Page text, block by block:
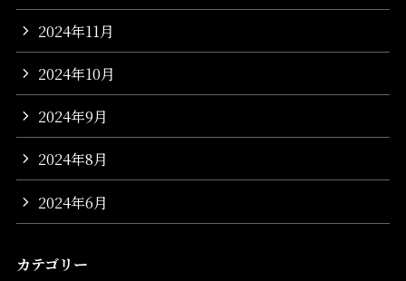
2024年11月
2024年10月
2024年9月
2024年8月
2024年6月
カテゴリー